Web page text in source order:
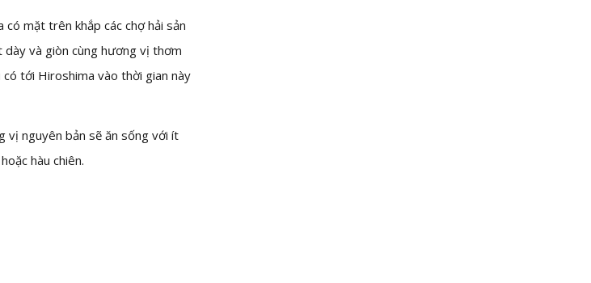
mặt trên khắp các chợ hải sản
dày và giòn cùng hương vị thơm
tới Hiroshima vào thời gian này
vị nguyên bản sẽ ăn sống với ít
hàu chiên.